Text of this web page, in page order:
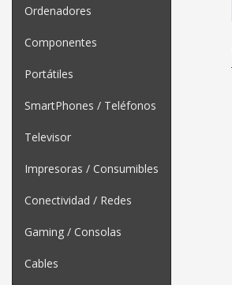
Ordenadores
Componentes
Portátiles
SmartPhones / Teléfonos
Televisor
Impresoras / Consumibles
Conectividad / Redes
Gaming / Consolas
Cables